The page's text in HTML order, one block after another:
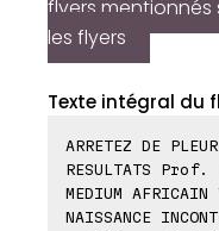
flyers
les flyers
Texte intégral du
ARRETEZ DE
RESULTATS Prof.
MEDIUM AFRICAIN
NAISSANCE